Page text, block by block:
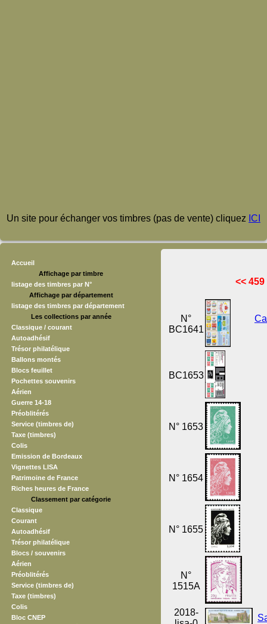
Un site pour échanger vos timbres (pas de vente) cliquez ICI
Accueil
Affichage par timbre
listage des timbres par N°
Affichage par département
listage des timbres par département
Les collections par année
Classique / courant
Autoadhésif
Trésor philatélique
Ballons montés
Blocs feuillet
Pochettes souvenirs
Aérien
Guerre 14-18
Préoblitérés
Service (timbres de)
Taxe (timbres)
Colis
Emission de Bordeaux
Vignettes LISA
Patrimoine de France
Riches heures de France
Classement par catégorie
Classique
Courant
Autoadhésif
Trésor philatélique
Blocs / souvenirs
Aérien
Préoblitérés
Service (timbres de)
Taxe (timbres)
Colis
Bloc CNEP
<<
N°
BC1641
BC1653
N° 1653
N° 1654
N° 1655
N°
1515A
2018-